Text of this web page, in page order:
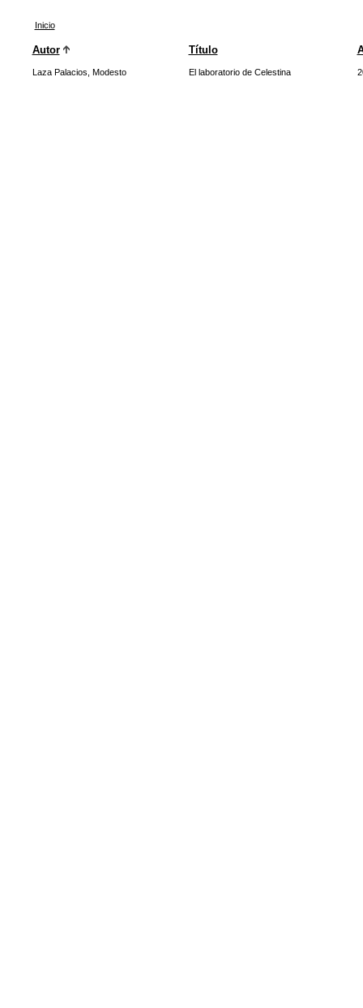
Inicio
Autor Título
Laza Palacios, Modesto El laboratorio de Celestina